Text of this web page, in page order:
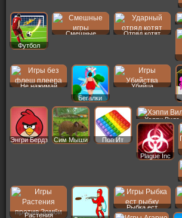
Футбол
Смешные Отряд котят
Не нажимай
Бегалки
Убийца
Энгри Бердз Сим Мыши Поп Ит
Хэппи Вилс
Plague Inc
Растения
Рыбка ест